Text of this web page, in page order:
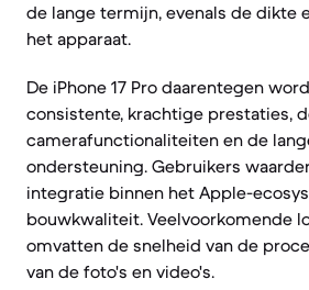
de lange termijn, evenals de dikte
het apparaat.
De iPhone 17 Pro daarentegen
consistente, krachtige prestaties,
camerafunctionaliteiten en de
ondersteuning. Gebruikers
integratie binnen het Apple-
bouwkwaliteit. Veelvoorkomende
omvatten de snelheid van de
van de foto's en video's.